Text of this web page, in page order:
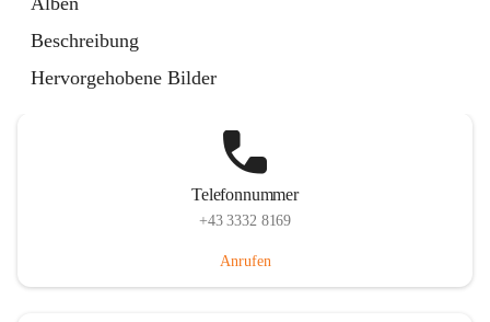
Beschreibung
Hervorgehobene Bilder
Telefonnummer
+43 3332 8169
Anrufen